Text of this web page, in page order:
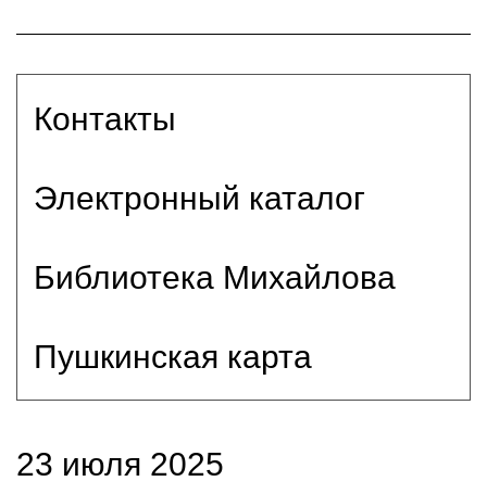
Контакты
Электронный каталог
Библиотека Михайлова
Пушкинская карта
23 июля 2025